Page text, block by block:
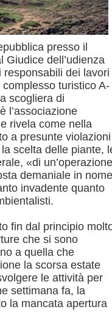
presso il
Giudice dell’udienza
dei lavori
turistico A-
scogliera di
l’associazione
rivela come nella
a presunte violazioni
scelta delle piante,
«di un’operazione
demaniale in nome
invadente quanto
fin dal principio
che si sono
a quella che
la scorsa estate
le attività per
settimana fa, la
la mancata apertura